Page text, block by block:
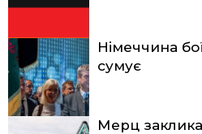
Німеччина
сумує
Мерц